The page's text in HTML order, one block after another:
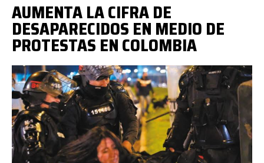
ap.png
AUMENTA LA CIFRA DE
DESAPARECIDOS EN MEDIO DE
PROTESTAS EN COLOMBIA